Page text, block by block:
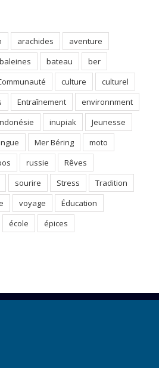
arachides
aventure
baleines bateau
ber
culture
culturel
Entraînement
environnment
inupiak
Jeunesse
Mer Béring
moto
russie
Rêves
sourire Stress
Tradition
voyage
Éducation
école épices